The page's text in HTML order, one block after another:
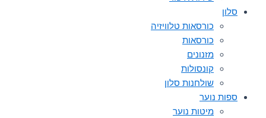
סלון
כורסאות טלוויזיה
כורסאות
מזנונים
קונסולות
שולחנות סלון
ספות נוער
מיטות נוער